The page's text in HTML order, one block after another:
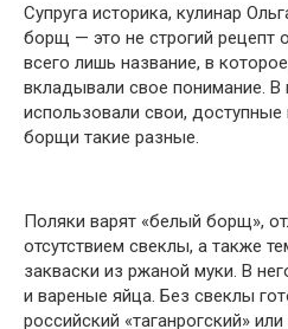
Супруга историка, кулинар
борщ — это не строгий рецепт
всего лишь название, в
вкладывали свое понимание.
использовали свои,
борщи такие разные.
Поляки варят «белый борщ»,
отсутствием свеклы, а также
закваски из ржаной муки. В
и вареные яйца. Без свеклы
российский «таганрогский»